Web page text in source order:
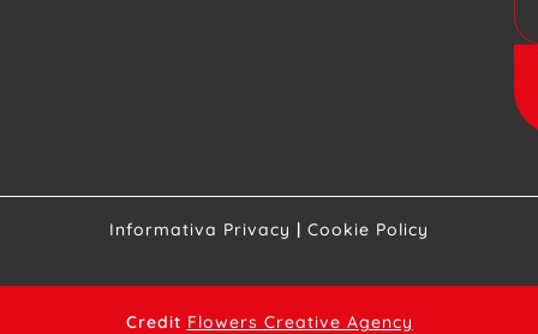
Informativa Privacy | Cookie Policy
Credit Flowers Creative Agency